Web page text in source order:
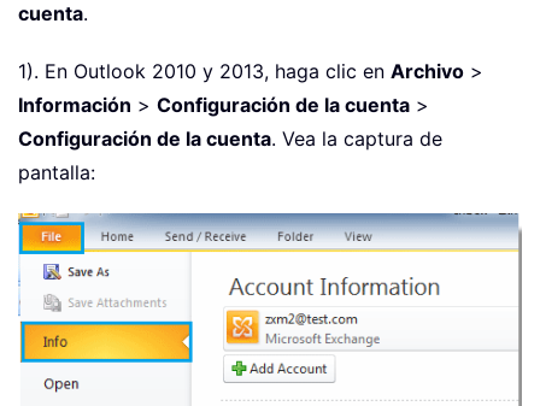
cuenta.
1). En Outlook 2010 y 2013, haga clic en Archivo >
Información > Configuración de la cuenta >
Configuración de la cuenta. Vea la captura de
pantalla: